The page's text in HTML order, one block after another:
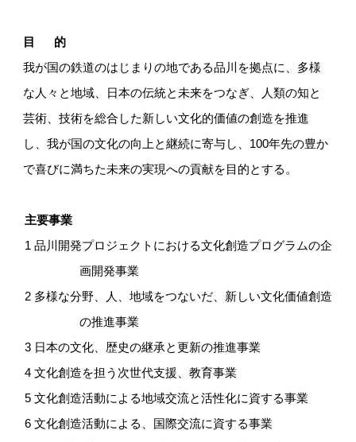
目 的
我が国の鉄道のはじまりの地である品川を拠点に、多様
な人々と地域、日本の伝統と未来をつなぎ、人類の知と
芸術、技術を総合した新しい文化的価値の創造を推進
し、我が国の文化の向上と継続に寄与し、100年先の豊か
で喜びに満ちた未来の実現への貢献を目的とする。
主要事業
1 品川開発プロジェクトにおける文化創造プログラムの企
画開発事業
2 多様な分野、人、地域をつないだ、新しい文化価値創造
の推進事業
3 日本の文化、歴史の継承と更新の推進事業
4 文化創造を担う次世代支援、教育事業
5 文化創造活動による地域交流と活性化に資する事業
6 文化創造活動による、国際交流に資する事業